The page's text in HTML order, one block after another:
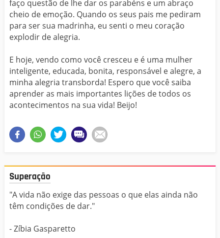
faço questão de lhe dar os parabéns e um abraço
cheio de emoção. Quando os seus pais me pediram
para ser sua madrinha, eu senti o meu coração
explodir de alegria.
E hoje, vendo como você cresceu e é uma mulher
inteligente, educada, bonita, responsável e alegre, a
minha alegria transborda! Espero que você saiba
aprender as mais importantes lições de todos os
acontecimentos na sua vida! Beijo!
Superação
"A vida não exige das pessoas o que elas ainda não
têm condições de dar."
- Zíbia Gasparetto